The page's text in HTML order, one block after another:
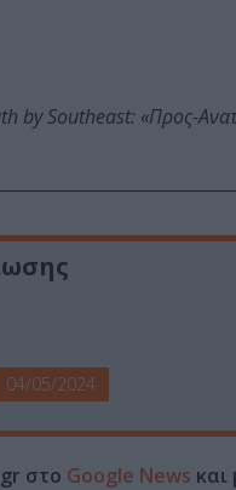
by Southeast: «Προς-
04/05/2024
στο Google News και